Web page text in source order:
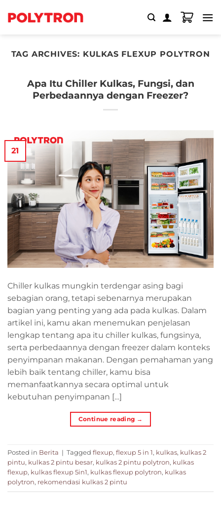
TAG ARCHIVES: KULKAS FLEXUP POLYTRON
Apa Itu Chiller Kulkas, Fungsi, dan
Perbedaannya dengan Freezer?
21
Chiller kulkas mungkin terdengar asing bagi
sebagian orang, tetapi sebenarnya merupakan
bagian yang penting yang ada pada kulkas. Dalam
artikel ini, kamu akan menemukan penjelasan
lengkap tentang apa itu chiller kulkas, fungsinya,
serta perbedaannya dengan freezer dalam konteks
penyimpanan makanan. Dengan pemahaman yang
lebih baik tentang chiller, kamu bisa
memanfaatkannya secara optimal untuk
kebutuhan penyimpanan […]
Continue reading →
Posted in Berita | Tagged flexup, flexup 5 in 1, kulkas, kulkas 2
pintu, kulkas 2 pintu besar, kulkas 2 pintu polytron, kulkas
flexup, kulkas flexup 5in1, kulkas flexup polytron, kulkas
polytron, rekomendasi kulkas 2 pintu